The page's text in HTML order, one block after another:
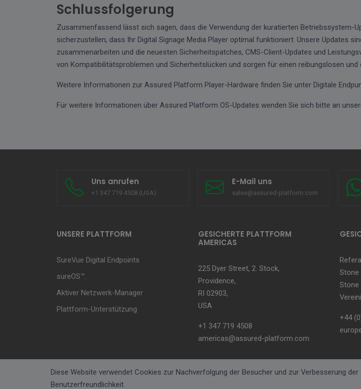
Schlussfolgerung
Zusammenfassend lässt sich sagen, dass die Verwendung der kuratierten Betriebssystem-
sicherzustellen, dass Ihr Digital Signage Media Player optimal funktioniert. Unsere Updates
zusammenarbeiten und die neuesten Sicherheitspatches, CMS-Client-Updates und
von Kompatibilitätsproblemen und Sicherheitslücken und sorgen für einen reibungslosen
Weitere Informationen zur Assured Platform Player-Hardware finden Sie unter Digitale
Für weitere Informationen über Assured Platform OS-Updates wenden Sie sich bitte an
Uns anrufen
+1 347 719 4508 (USA)
E-Mail uns
sales@assured-platform.com
UNSERE PLATTFORM
SureVue Digital Endpoints
sureOS™.
Aktiver Netzwerk-Manager
Plattform-Unterstützung
GESICHERTE PLATTFORM
AMERICAS
225 Dyer Street, 2. Stock,
Providence,
RI 02903,
USA
+1 347 719 4508
americas@assured-platform.com
Stone
Stone
+44
Diese Website verwendet Cookies zur Nachverfolgung der Besucher und zur Verbesserung der
Benutzerfreundlichkeit.